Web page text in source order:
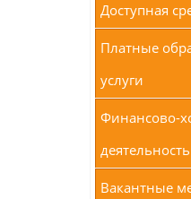
Доступная
Платные
услуги
Финансово-
деятельность
Вакантные